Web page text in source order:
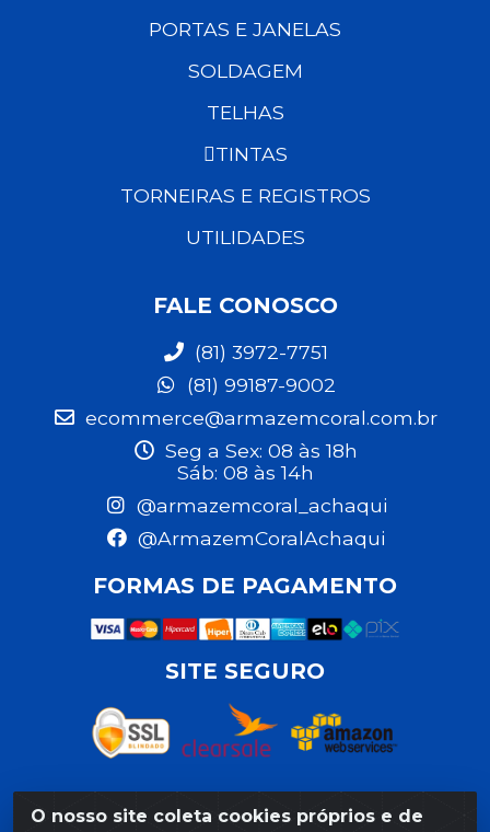
O nosso site coleta cookies próprios e de
PORTAS E JANELAS
SOLDAGEM
TELHAS
TINTAS
TORNEIRAS E REGISTROS
UTILIDADES
FALE CONOSCO
(81) 3972-7751
(81) 99187-9002
ecommerce@armazemcoral.com.br
Seg a Sex: 08 às 18h
Sáb: 08 às 14h
@armazemcoral_achaqui
@ArmazemCoralAchaqui
FORMAS DE PAGAMENTO
SITE SEGURO